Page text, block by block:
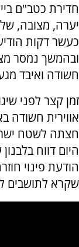
חדירת כטב"ם
יערה, מצובה,
כעשר דקות
ובהמשך נמסר
חשודה ואיבד
זמן קצר לפני
אווירית חשודה
חצתה לשטח
היום דווח
הודעת פינוי
שקרא לתושבים